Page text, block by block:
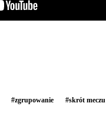
#zgrupowanie #skrót meczu